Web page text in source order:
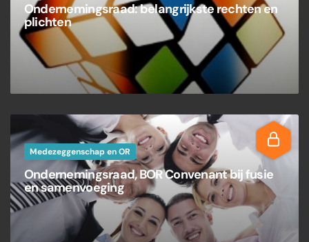
Ondernemingsraad: belangrijkste rechten en
plichten
Medezeggenschap en OR
Ondernemingsraad, BOR Convenant bij fusie
en samenvoeging